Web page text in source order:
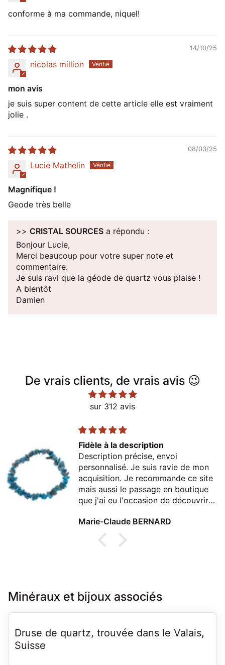
conforme à ma commande, niquel!
14/10/25
nicolas million
mon avis
je suis super content de cette article elle est vraiment
jolie .
08/03/25
Lucie Mathelin
Magnifique !
Geode très belle
>> CRISTAL SOURCES a répondu :
Bonjour Lucie,
Merci beaucoup pour votre super note et
commentaire.
Je suis ravi que la géode de quartz vous plaise !
A bientôt
Damien
De vrais clients, de vrais avis 😉
sur 312 avis
Fidèle à la description
Description précise, envoi
personnalisé. Je suis ravie de mon
acquisition. Je recommande ce site
mais aussi le passage en boutique
que j'ai eu l'occasion de découvrir
Marie-Claude BERNARD
Minéraux et bijoux associés
Druse de quartz, trouvée dans le Valais,
Suisse